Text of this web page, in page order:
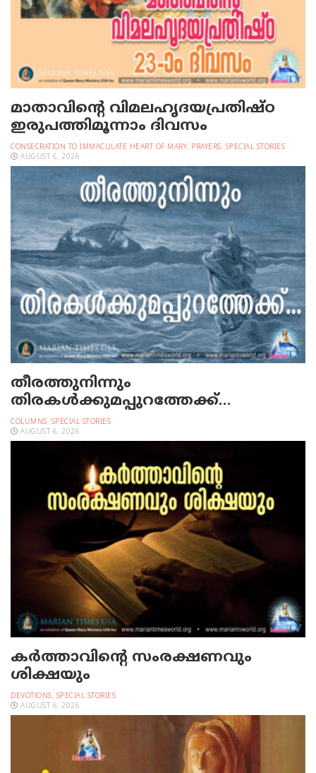
മാതാവിന്റെ വിമലഹൃദയപ്രതിഷ്ഠ
ഇരുപത്തിമൂന്നാം ദിവസം
CONSECRATION TO IMMACULATE HEART OF MARY, PRAYERS, SPECIAL STORIES
AUGUST 6, 2026
തീരത്തുനിന്നും
തിരകള്‍ക്കുമപ്പുറത്തേക്ക്…
COLUMNS, SPECIAL STORIES
AUGUST 6, 2026
കർത്താവിന്റെ സംരക്ഷണവും
ശിക്ഷയും
DEVOTIONS, SPECIAL STORIES
AUGUST 6, 2026